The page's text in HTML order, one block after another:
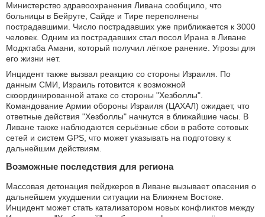
Министерство здравоохранения Ливана сообщило, что
больницы в Бейруте, Сайде и Тире переполнены
пострадавшими. Число пострадавших уже приближается к 3000
человек. Одним из пострадавших стал посол Ирана в Ливане
Моджтаба Амани, который получил лёгкое ранение. Угрозы для
его жизни нет.
Инцидент также вызвал реакцию со стороны Израиля. По
данным СМИ, Израиль готовится к возможной
скоординированной атаке со стороны "Хезболлы".
Командование Армии обороны Израиля (ЦАХАЛ) ожидает, что
ответные действия "Хезболлы" начнутся в ближайшие часы. В
Ливане также наблюдаются серьёзные сбои в работе сотовых
сетей и систем GPS, что может указывать на подготовку к
дальнейшим действиям.
Возможные последствия для региона
Массовая детонация пейджеров в Ливане вызывает опасения о
дальнейшем ухудшении ситуации на Ближнем Востоке.
Инцидент может стать катализатором новых конфликтов между